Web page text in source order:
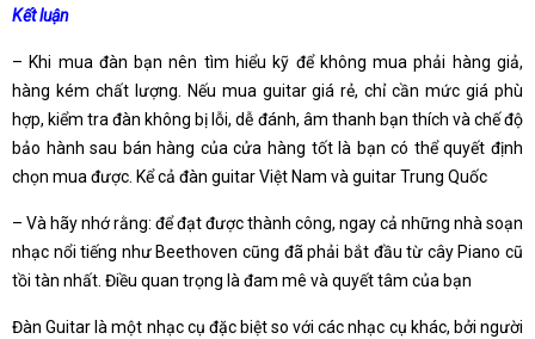
Kết luận
– Khi mua đàn bạn nên tìm hiểu kỹ để không mua phải hàng giả,
hàng kém chất lượng. Nếu mua guitar giá rẻ, chỉ cần mức giá phù
hợp, kiểm tra đàn không bị lỗi, dễ đánh, âm thanh bạn thích và chế độ
bảo hành sau bán hàng của cửa hàng tốt là bạn có thể quyết định
chọn mua được. Kể cả đàn guitar Việt Nam và guitar Trung Quốc
– Và hãy nhớ rằng: để đạt được thành công, ngay cả những nhà soạn
nhạc nổi tiếng như Beethoven cũng đã phải bắt đầu từ cây Piano cũ
tồi tàn nhất. Điều quan trọng là đam mê và quyết tâm của bạn
Đàn Guitar là một nhạc cụ đặc biệt so với các nhạc cụ khác, bởi người